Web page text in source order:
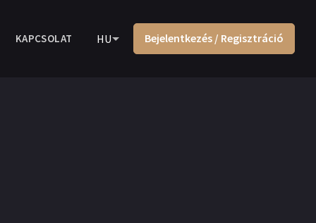
KAPCSOLAT HU Bejelentkezés / Regisztráció